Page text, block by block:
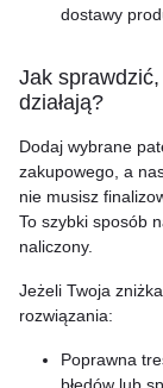
dostawy
Jak
działają?
Dodaj wybrane
zakupowego, a
nie musisz
To szybki sposób
naliczony.
Jeżeli Twoja
rozwiązania:
Poprawna